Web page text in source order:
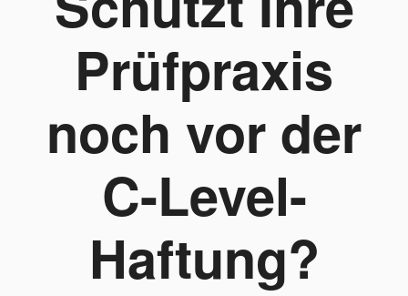
Prüfpraxis
noch vor der
C-Level-
Haftung?